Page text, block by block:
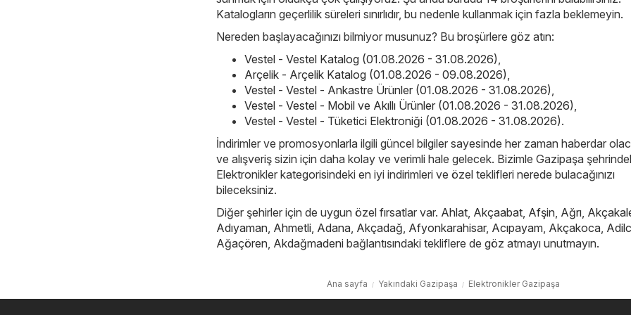
Katalogların geçerlilik süreleri sınırlıdır, bu nedenle kullanmak için fazla beklemeyin.
Nereden başlayacağınızı bilmiyor musunuz? Bu broşürlere göz atın:
Vestel - Vestel Katalog (01.08.2026 - 31.08.2026),
Arçelik - Arçelik Katalog (01.08.2026 - 09.08.2026),
Vestel - Vestel - Ankastre Ürünler (01.08.2026 - 31.08.2026),
Vestel - Vestel - Mobil ve Akıllı Ürünler (01.08.2026 - 31.08.2026),
Vestel - Vestel - Tüketici Elektroniği (01.08.2026 - 31.08.2026).
İndirimler ve promosyonlarla ilgili güncel bilgiler sayesinde her zaman haberdar
ve alışveriş sizin için daha kolay ve verimli hale gelecek. Bizimle Gazipaşa
Elektronikler kategorisindeki en iyi indirimleri ve özel teklifleri nerede bulacağınızı
bileceksiniz.
Diğer şehirler için de uygun özel fırsatlar var. Ahlat, Akçaabat, Afşin, Ağrı,
Adıyaman, Ahmetli, Adana, Akçadağ, Afyonkarahisar, Acıpayam, Akçakoca,
Ağaçören, Akdağmadeni bağlantısındaki tekliflere de göz atmayı unutmayın.
Ana sayfa Yakındaki Gazipaşa Elektronikler Gazipaşa